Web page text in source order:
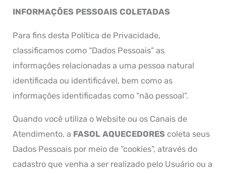
INFORMAÇÕES PESSOAIS COLETADAS
Para fins desta Política de Privacidade,
classificamos como “Dados Pessoais” as
informações relacionadas a uma pessoa natural
identificada ou identificável, bem como as
informações identificadas como “não pessoal”.
Quando você utiliza o Website ou os Canais de
Atendimento, a FASOL AQUECEDORES coleta seus
Dados Pessoais por meio de “cookies”, através do
cadastro que venha a ser realizado pelo Usuário ou a